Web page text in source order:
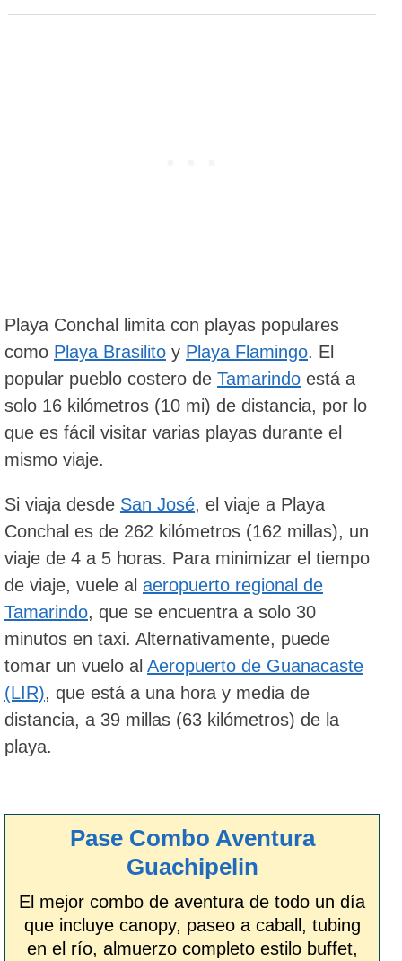
Playa Conchal limita con playas populares
como Playa Brasilito y Playa Flamingo. El
popular pueblo costero de Tamarindo está a
solo 16 kilómetros (10 mi) de distancia, por lo
que es fácil visitar varias playas durante el
mismo viaje.
Si viaja desde San José, el viaje a Playa
Conchal es de 262 kilómetros (162 millas), un
viaje de 4 a 5 horas. Para minimizar el tiempo
de viaje, vuele al aeropuerto regional de
Tamarindo, que se encuentra a solo 30
minutos en taxi. Alternativamente, puede
tomar un vuelo al Aeropuerto de Guanacaste
(LIR), que está a una hora y media de
distancia, a 39 millas (63 kilómetros) de la
playa.
Pase Combo Aventura
Guachipelin
El mejor combo de aventura de todo un día
que incluye canopy, paseo a caball, tubing
en el río, almuerzo completo estilo buffet,